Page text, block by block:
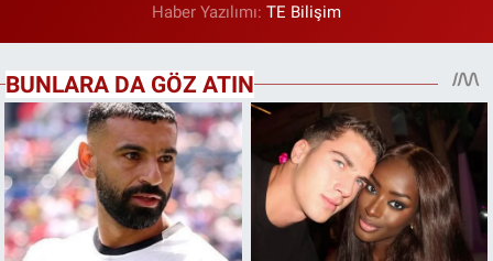
Haber Yazılımı: TE Bilişim